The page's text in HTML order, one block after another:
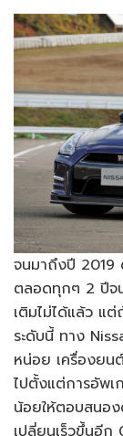
จนมาถึงปี 2019
ตลอดทุกๆ 2 ปีจ
เติมไม่ได้แล้ว แต่
ระดับนี้ ทาง
หน่อย เครื่องยน
ไปตั้งแต่การอัพเ
น้อยให้ตอบสนอ
เปลี่ยนเร็วขึ้นอีก